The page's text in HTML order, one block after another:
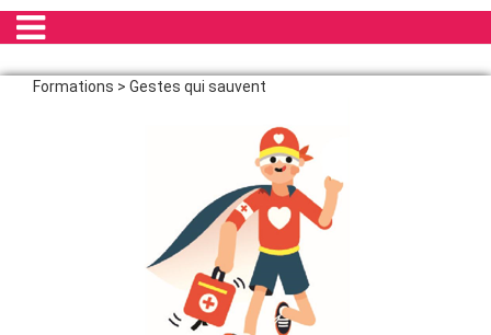
Formations > Gestes qui sauvent